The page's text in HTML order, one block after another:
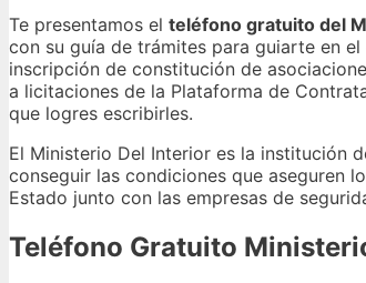
Te presentamos el teléfono gratuito del
con su guía de trámites para guiarte en
inscripción de constitución de
a licitaciones de la Plataforma de
que logres escribirles.
El Ministerio Del Interior es la institución
conseguir las condiciones que aseguren
Estado junto con las empresas de
Teléfono Gratuito